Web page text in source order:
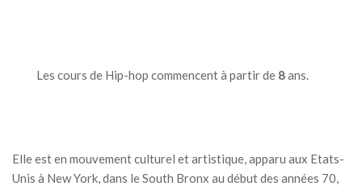
Les cours de Hip-hop commencent à partir de 8ans.
Elle est en mouvement culturel et artistique, apparu aux Etats-
Unis à New York, dans le South Bronx au début des années 70,